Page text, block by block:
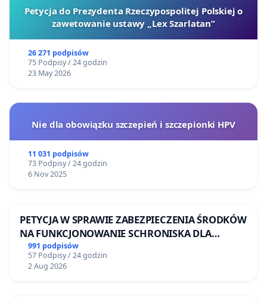
Petycja do Prezydenta Rzeczypospolitej Polskiej o
zawetowanie ustawy „Lex Szarlatan”
26 271 podpisów
75 Podpisy / 24 godzin
23 May 2026
Nie dla obowiązku szczepień i szczepionki HPV
11 031 podpisów
73 Podpisy / 24 godzin
6 Nov 2025
PETYCJA W SPRAWIE ZABEZPIECZENIA ŚRODKÓW
NA FUNKCJONOWANIE SCHRONISKA DLA
BEZDOMNYCH ZWIERZĄT W SKARYSZEWIE
991 podpisów
57 Podpisy / 24 godzin
2 Aug 2026